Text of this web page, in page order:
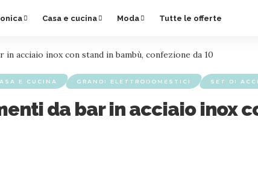
Casa e cucina Moda Tutte le offerte
in acciaio inox con stand in bambù, confezione da 10
E CUCINA GRANDI ELETTRODOMESTICI SET DI
da bar in acciaio inox